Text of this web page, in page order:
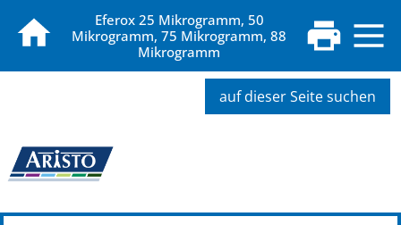
Eferox 25 Mikrogramm, 50
Mikrogramm, 75 Mikrogramm, 88
Mikrogramm
auf dieser Seite suchen